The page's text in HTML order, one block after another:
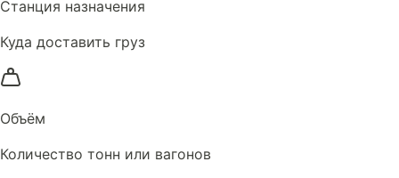
Станция назначения
Куда доставить груз
Объём
Количество тонн или вагонов